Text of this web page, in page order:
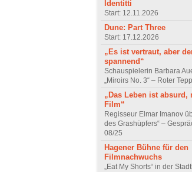
Identitti
Start: 12.11.2026
Dune: Part Three
Start: 17.12.2026
„Es ist vertraut, aber
spannend“
Schauspielerin Barbara
„Miroirs No. 3“ – Roter
„Das Leben ist absurd,
Film“
Regisseur Elmar Imanov
des Grashüpfers“ –
08/25
Hagener Bühne für den
Filmnachwuchs
„Eat My Shorts“ in der